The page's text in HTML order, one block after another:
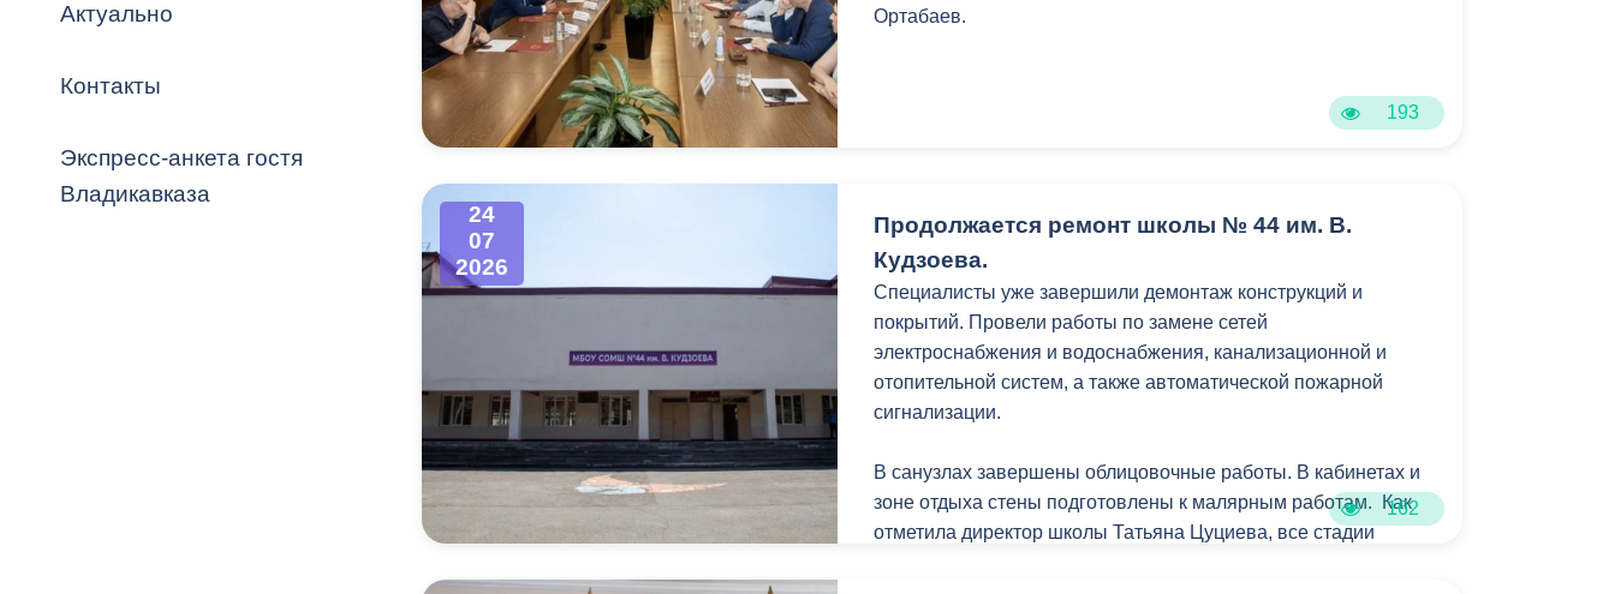
Владикавказ
Распоряжения, постановления Кадровая политика
ОРВ и экспертиза НПА Контактная информация
Оценка деятельности органов
Списки граждан, состоящих на
г. Владикавказ
Бюджет для граждан
Общественное обсуждение
документов стратегического
планирования
Гражданская оборона в
чрезвычайных ситуациях
Информация о результатах
Порядок обжалования решений и
действий органов местного
самоуправления
Информация финансового
органа
Актуально
Контакты
Экспресс-анкета гостя
Владикавказа
Ортабаев.
193
24
07
2026
Продолжается ремонт школы № 44 им. В.
Кудзоева.
Специалисты уже завершили демонтаж конструкций и
покрытий. Провели работы по замене сетей
электроснабжения и водоснабжения, канализационной и
отопительной систем, а также автоматической пожарной
сигнализации.
В санузлах завершены облицовочные работы. В кабинетах и
зоне отдыха стены подготовлены к малярным работам. Как
отметила директор школы Татьяна Цуциева, все стадии
162